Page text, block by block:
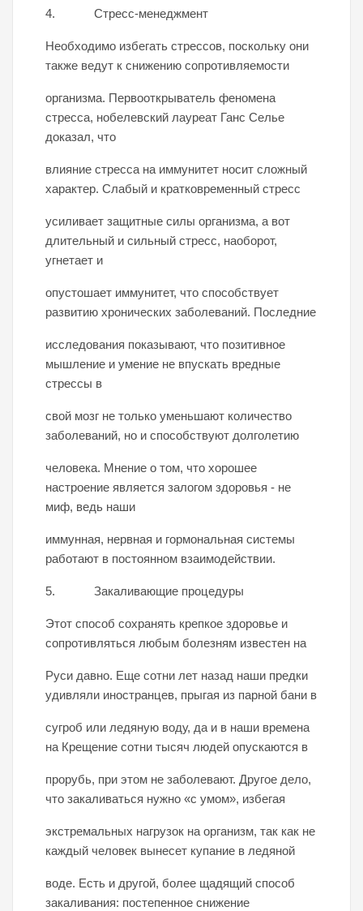
4. Стресс-менеджмент
Необходимо избегать стрессов, поскольку они
также ведут к снижению сопротивляемости
организма. Первооткрыватель феномена
стресса, нобелевский лауреат Ганс Селье
доказал, что
влияние стресса на иммунитет носит сложный
характер. Слабый и кратковременный стресс
усиливает защитные силы организма, а вот
длительный и сильный стресс, наоборот,
угнетает и
опустошает иммунитет, что способствует
развитию хронических заболеваний. Последние
исследования показывают, что позитивное
мышление и умение не впускать вредные
стрессы в
свой мозг не только уменьшают количество
заболеваний, но и способствуют долголетию
человека. Мнение о том, что хорошее
настроение является залогом здоровья - не
миф, ведь наши
иммунная, нервная и гормональная системы
работают в постоянном взаимодействии.
5. Закаливающие процедуры
Этот способ сохранять крепкое здоровье и
сопротивляться любым болезням известен на
Руси давно. Еще сотни лет назад наши предки
удивляли иностранцев, прыгая из парной бани в
сугроб или ледяную воду, да и в наши времена
на Крещение сотни тысяч людей опускаются в
прорубь, при этом не заболевают. Другое дело,
что закаливаться нужно «с умом», избегая
экстремальных нагрузок на организм, так как не
каждый человек вынесет купание в ледяной
воде. Есть и другой, более щадящий способ
закаливания: постепенное снижение